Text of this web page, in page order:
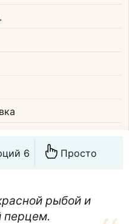
6 Просто
рыбой и
перцем.